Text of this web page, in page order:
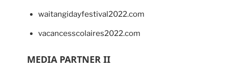
waitangidayfestival2022.com
vacancesscolaires2022.com
MEDIA PARTNER II